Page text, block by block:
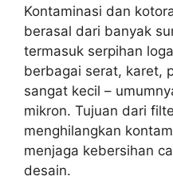
Kontaminasi dan
berasal dari banyak
termasuk serpihan
berbagai serat, karet,
sangat kecil –
mikron. Tujuan dari
menghilangkan
menjaga kebersihan
desain.